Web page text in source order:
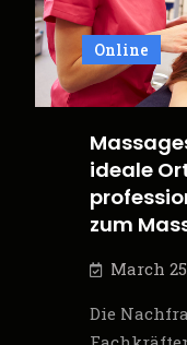
Online
ideale
zum
March
Die